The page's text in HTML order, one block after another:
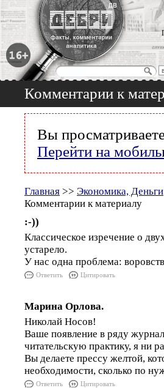
Комментарии к
Вы
Перейти на
Главная >> Экономика, Деньги
Комментарии к материалу
:-))
Классическое изречение о
устарело.
У нас одна проблема:
Ответить Цитировать
Марина Орлова.
Николай Носов!
Ваше появление в ряду
читательскую практику, я ни
Вы делаете прессу желтой,
необходимости, сколько по
Ответить Цитировать